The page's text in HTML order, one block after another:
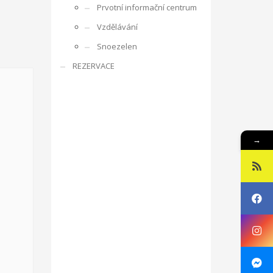
s ostatními účastníky, obdobrníky a lidmi z
je zajímá, co umí apod. V rámci projektu je
Prvotní informační centrum
Vzdělávání
Snoezelen
REZERVACE
→